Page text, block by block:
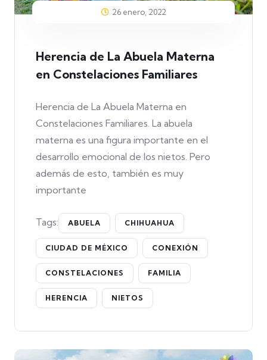
26 enero, 2022
Herencia de La Abuela Materna
en Constelaciones Familiares
Herencia de La Abuela Materna en
Constelaciones Familiares. La abuela
materna es una figura importante en el
desarrollo emocional de los nietos. Pero
además de esto, también es muy
importante
Tags: ABUELA CHIHUAHUA
CIUDAD DE MÉXICO CONEXIÓN
CONSTELACIONES FAMILIA
HERENCIA NIETOS